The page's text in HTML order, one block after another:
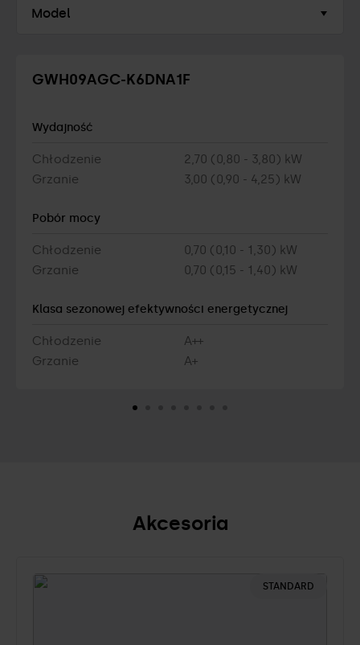
Model
GWH09AGC-K6DNA1F
Wydajność
Chłodzenie
2,70 (0,80 - 3,80) kW
Grzanie
3,00 (0,90 - 4,25) kW
Pobór mocy
Chłodzenie
0,70 (0,10 - 1,30) kW
Grzanie
0,70 (0,15 - 1,40) kW
Klasa sezonowej efektywności energetycznej
Chłodzenie
A++
Grzanie
A+
Akcesoria
STANDARD